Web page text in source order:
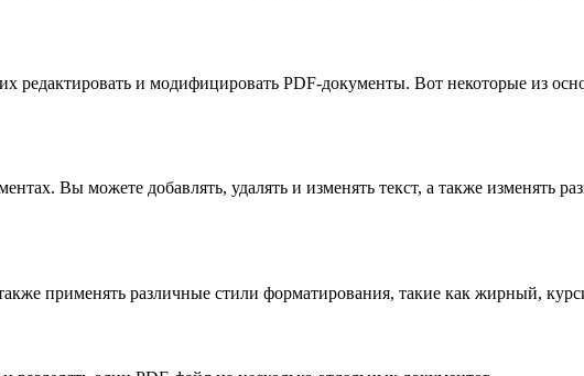
и модифицировать PDF-документы. Вот некоторые из
Вы можете добавлять, удалять и изменять текст, а также изменять
применять различные стили форматирования, такие как жирный,